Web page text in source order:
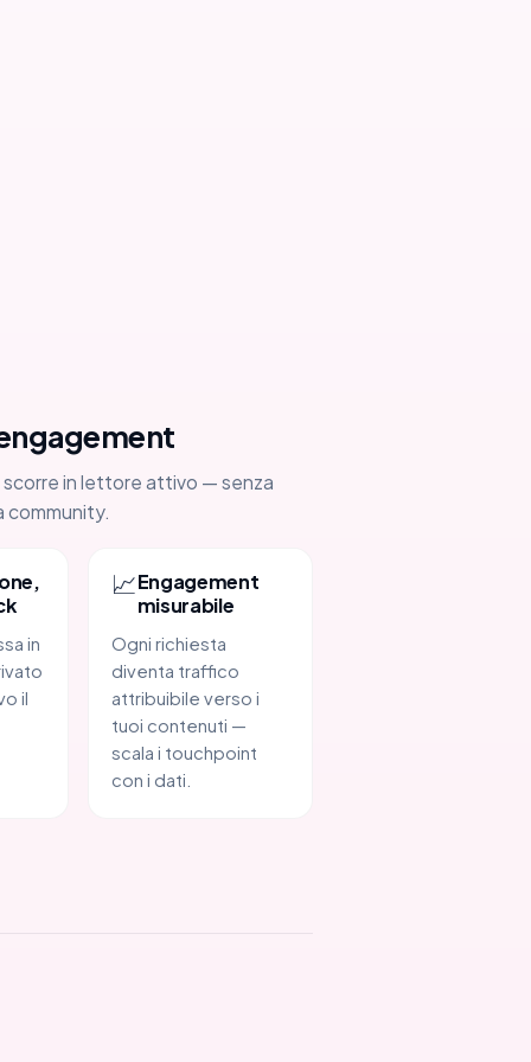
in lettore attivo — senza
community.
in
il
📈Engagement
misurabile
Ogni richiesta
diventa traffico
attribuibile verso i
tuoi contenuti —
scala i touchpoint
con i dati.